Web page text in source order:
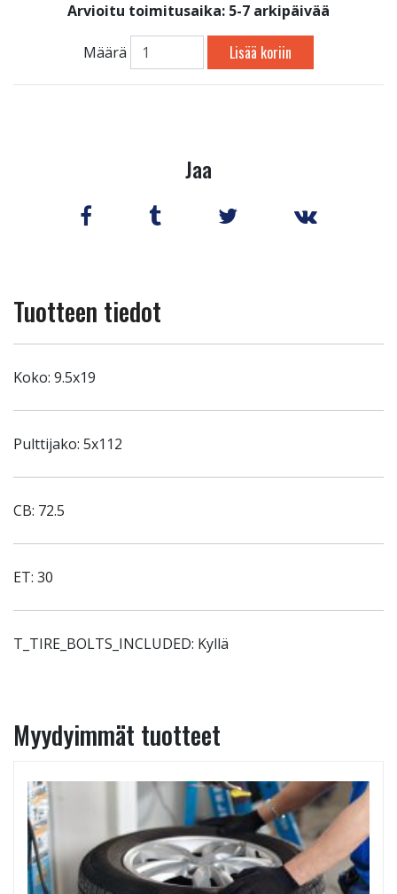
Arvioitu toimitusaika: 5-7 arkipäivää
Määrä Lisää koriin
Jaa
Tuotteen tiedot
Koko: 9.5x19
Pulttijako: 5x112
CB: 72.5
ET: 30
T_TIRE_BOLTS_INCLUDED: Kyllä
Myydyimmät tuotteet